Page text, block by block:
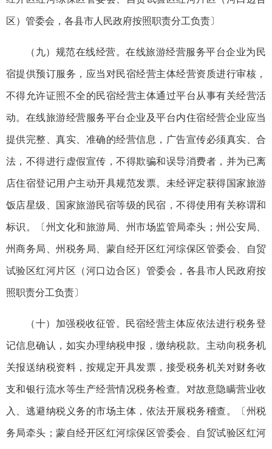
区）管委会，各县市人民政府按照职责分工负责〕
（九）规范在线经营。在线旅游经营服务平台企业为民
宿提供预订服务，应当对民宿经营主体经营资质进行审核，
不得允许证照不全的民宿经营主体通过平台从事有关经营活
动。在线旅游经营服务平台企业及平台内住宿经营企业应当
提供完整、真实、准确的经营信息，广告宣传必须真实、合
法，不得进行虚假宣传，不得欺骗和误导消费者，并为已离
店住宿登记用户主动开具规范发票。未经评定获得国家旅游
饭店星级、国家旅游民宿等级的民宿，不得使用有关称谓和
标识。〔州文化和旅游局、州市场监管局牵头；州公安局、
州商务局、州税务局、蒙自经开区红河综保区管委会、自贸
试验区红河片区（河口边合区）管委会，各县市人民政府按
照职责分工负责〕
（十）加强税收征管。民宿经营主体应依法进行税务登
记信息确认，如实办理纳税申报，缴纳税款。主动向税务机
关报送纳税资料，按规定开具发票，接受税务机关对财务收
支和银行流水等生产经营情况税务检查。对故意隐瞒营业收
入、逃避纳税义务的市场主体，依法开展税务稽查。〔州税
务局牵头；蒙自经开区红河综保区管委会、自贸试验区红河